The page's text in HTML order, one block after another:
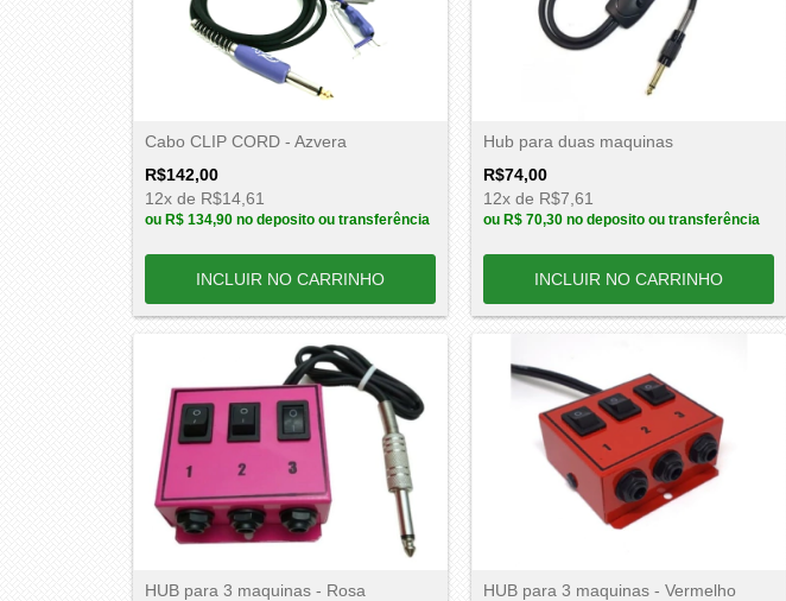
Cabo CLIP CORD - Azvera
R$142,00
12x de R$14,61
ou R$ 134,90 no deposito ou transferência
Hub para duas maquinas
R$74,00
12x de R$7,61
ou R$ 70,30 no deposito ou transferência
HUB para 3 maquinas - Rosa
HUB para 3 maquinas - Vermelho